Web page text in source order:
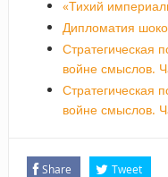
«Тихий
Дипломатия
Стратегическая
войне смыслов.
Стратегическая
войне смыслов.
Share Tweet